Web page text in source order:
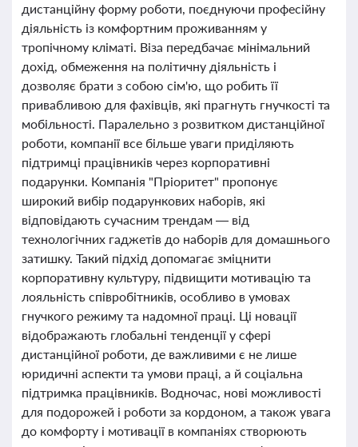
дистанційну форму роботи, поєднуючи професійну
діяльність із комфортним проживанням у
тропічному кліматі. Віза передбачає мінімальний
дохід, обмеження на політичну діяльність і
дозволяє брати з собою сім'ю, що робить її
привабливою для фахівців, які прагнуть гнучкості та
мобільності. Паралельно з розвитком дистанційної
роботи, компанії все більше уваги приділяють
підтримці працівників через корпоративні
подарунки. Компанія "Пріоритет" пропонує
широкий вибір подарункових наборів, які
відповідають сучасним трендам — від
технологічних гаджетів до наборів для домашнього
затишку. Такий підхід допомагає зміцнити
корпоративну культуру, підвищити мотивацію та
лояльність співробітників, особливо в умовах
гнучкого режиму та надомної праці. Ці новації
відображають глобальні тенденції у сфері
дистанційної роботи, де важливими є не лише
юридичні аспекти та умови праці, а й соціальна
підтримка працівників. Водночас, нові можливості
для подорожей і роботи за кордоном, а також увага
до комфорту і мотивації в компаніях створюють